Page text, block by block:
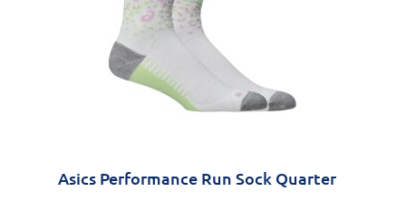
Asics Performance Run Sock Quarter